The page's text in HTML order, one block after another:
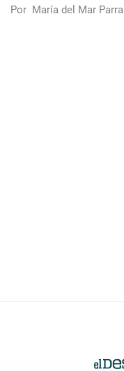
Por María del Mar Parra